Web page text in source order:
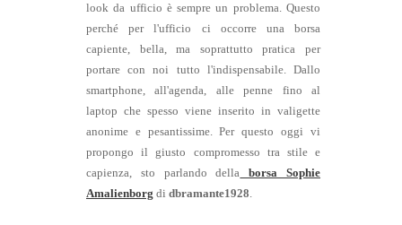
look da ufficio è sempre un problema. Questo
perché per l'ufficio ci occorre una borsa
capiente, bella, ma soprattutto pratica per
portare con noi tutto l'indispensabile. Dallo
smartphone, all'agenda, alle penne fino al
laptop che spesso viene inserito in valigette
anonime e pesantissime. Per questo oggi vi
propongo il giusto compromesso tra stile e
capienza, sto parlando della borsa Sophie
Amalienborg di dbramante1928.